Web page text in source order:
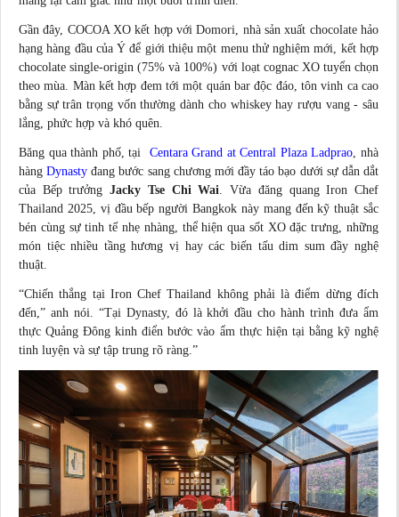
Gần đây, COCOA XO kết hợp với Domori, nhà sản xuất chocolate hảo
hạng hàng đầu của Ý để giới thiệu một menu thử nghiệm mới, kết hợp
chocolate single-origin (75% và 100%) với loạt cognac XO tuyển chọn
theo mùa. Màn kết hợp đem tới một quán bar độc đáo, tôn vinh ca cao
bằng sự trân trọng vốn thường dành cho whiskey hay rượu vang - sâu
lắng, phức hợp và khó quên.
Băng qua thành phố, tại Centara Grand at Central Plaza Ladprao , nhà
hàngDynasty đang bước sang chương mới đầy táo bạo dưới sự dẫn dắt
của Bếp trưởngJacky Tse Chi Wai . Vừa đăng quang Iron Chef
Thailand 2025, vị đầu bếp người Bangkok này mang đến kỹ thuật sắc
bén cùng sự tinh tế nhẹ nhàng, thể hiện qua sốt XO đặc trưng, những
món tiệc nhiều tầng hương vị hay các biến tấu dim sum đầy nghệ
thuật.
“Chiến thắng tại Iron Chef Thailand không phải là điểm dừng đích
đến,” anh nói. “Tại Dynasty, đó là khởi đầu cho hành trình đưa ẩm
thực Quảng Đông kinh điển bước vào ẩm thực hiện tại bằng kỹ nghệ
tinh luyện và sự tập trung rõ ràng.”